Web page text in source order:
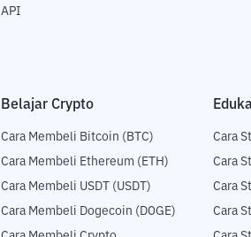
API
Belajar Crypto
Cara Membeli Bitcoin (BTC)
Cara Membeli Ethereum (ETH)
Cara Membeli USDT (USDT)
Cara Membeli Dogecoin (DOGE)
Cara
Cara
Cara
Cara